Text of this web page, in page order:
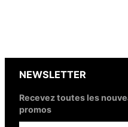
NEWSLETTER
Recevez toutes les
promos